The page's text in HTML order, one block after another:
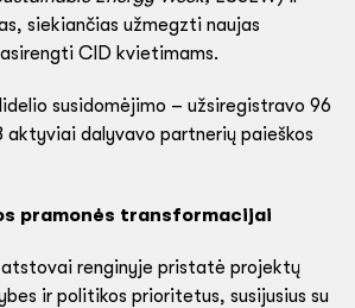
siekiančias užmegzti naujas
CID kvietimams.
susidomėjimo – užsiregistravo 96
aktyviai dalyvavo partnerių paieškos
pramonės transformacijai
atstovai renginyje pristatė projektų
ir politikos prioritetus, susijusius su